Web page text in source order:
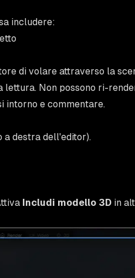
includere:
di volare attraverso la
lettura. Non possono ri-
intorno e commentare.
a destra dell'editor).
Includi modello 3D in